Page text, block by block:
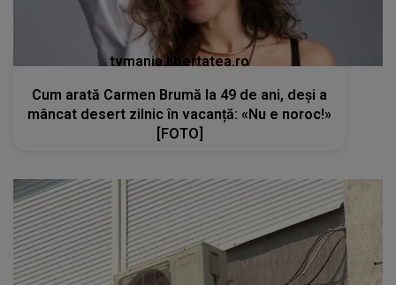
tvmania.libertatea.ro
Cum arată Carmen Brumă la 49 de ani, deși a
mâncat desert zilnic în vacanță: «Nu e noroc!»
[FOTO]